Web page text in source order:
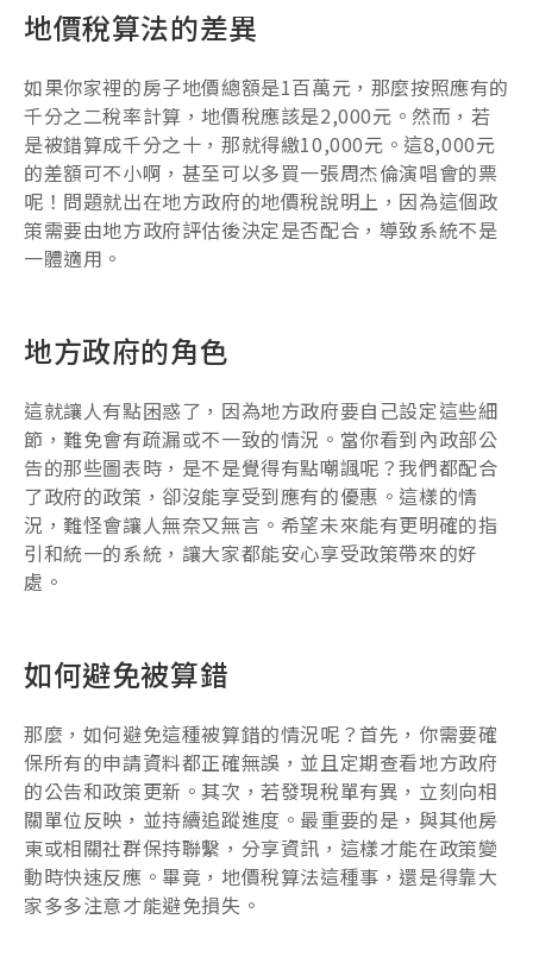
地價稅算法的差異
如果你家裡的房子地價總額是1百萬元，那麼按照應有的
千分之二稅率計算，地價稅應該是2,000元。然而，若
是被錯算成千分之十，那就得繳10,000元。這8,000元
的差額可不小啊，甚至可以多買一張周杰倫演唱會的票
呢！問題就出在地方政府的地價稅說明上，因為這個政
策需要由地方政府評估後決定是否配合，導致系統不是
一體適用。
地方政府的角色
這就讓人有點困惑了，因為地方政府要自己設定這些細
節，難免會有疏漏或不一致的情況。當你看到內政部公
告的那些圖表時，是不是覺得有點嘲諷呢？我們都配合
了政府的政策，卻沒能享受到應有的優惠。這樣的情
況，難怪會讓人無奈又無言。希望未來能有更明確的指
引和統一的系統，讓大家都能安心享受政策帶來的好
處。
如何避免被算錯
那麼，如何避免這種被算錯的情況呢？首先，你需要確
保所有的申請資料都正確無誤，並且定期查看地方政府
的公告和政策更新。其次，若發現稅單有異，立刻向相
關單位反映，並持續追蹤進度。最重要的是，與其他房
東或相關社群保持聯繫，分享資訊，這樣才能在政策變
動時快速反應。畢竟，地價稅算法這種事，還是得靠大
家多多注意才能避免損失。